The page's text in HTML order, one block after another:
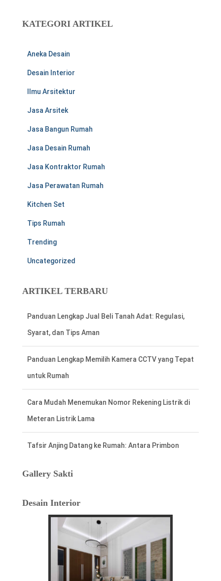
n
KATEGORI ARTIKEL
Aneka Desain
Desain Interior
Ilmu Arsitektur
Jasa Arsitek
Jasa Bangun Rumah
Jasa Desain Rumah
Jasa Kontraktor Rumah
Jasa Perawatan Rumah
Kitchen Set
Tips Rumah
Trending
Uncategorized
ARTIKEL TERBARU
Panduan Lengkap Jual Beli Tanah Adat: Regulasi,
Syarat, dan Tips Aman
Panduan Lengkap Memilih Kamera CCTV yang Tepat
untuk Rumah
Cara Mudah Menemukan Nomor Rekening Listrik di
Meteran Listrik Lama
Tafsir Anjing Datang ke Rumah: Antara Primbon
Agar Tidak Keliru
Cara Cepat dan Mudah cek Tagihan Listrik
via WhatsApp: Panduan Lengkap PLN 123
Menentukan Hari dan Bulan Baik Membangun
Gallery Sakti
Desain Interior